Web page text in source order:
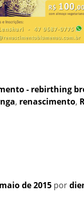
- rebirthing
, renascimento,
de 2015 por